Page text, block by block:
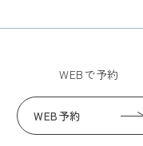
WEBで予約
WEB予約